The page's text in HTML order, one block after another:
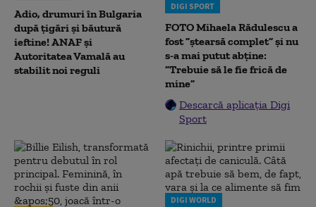
Adio, drumuri în Bulgaria
după țigări și băutură
ieftine! ANAF și
Autoritatea Vamală au
stabilit noi reguli
DIGI SPORT
FOTO Mihaela Rădulescu a
fost ”ștearsă complet” și nu
s-a mai putut abține:
”Trebuie să le fie frică de
mine”
Descarcă aplicația Digi
Sport
DIGI WORLD